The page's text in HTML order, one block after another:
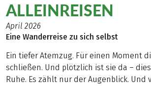
ALLEINREISEN
April 2026
Eine Wanderreise zu sich selbst
Ein tiefer Atemzug. Für einen Moment
schließen. Und plötzlich ist sie da –
Ruhe. Es zählt nur der Augenblick. Und